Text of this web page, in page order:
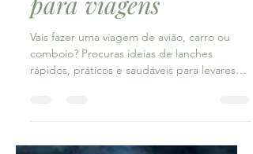
Vais fazer uma viagem de avião, carro ou
comboio? Procuras ideias de lanches
rápidos, práticos e saudáveis para levares